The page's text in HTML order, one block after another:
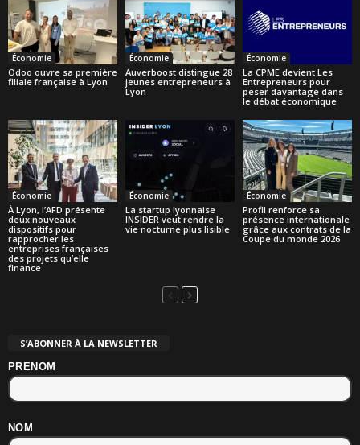
Économie
Odoo ouvre sa première
filiale française à Lyon
Économie
Auverboost distingue 28
jeunes entrepreneurs à
Lyon
Économie
La CPME devient Les
Entrepreneurs pour
peser davantage dans
le débat économique
Économie
À Lyon, l’AFD présente
deux nouveaux
dispositifs pour
rapprocher les
entreprises françaises
des projets qu’elle
finance
Économie
La startup lyonnaise
INSIDER veut rendre la
vie nocturne plus lisible
Économie
Profil renforce sa
présence internationale
grâce aux contrats de la
Coupe du monde 2026
S’ABONNER À LA NEWSLETTER
PRENOM
NOM